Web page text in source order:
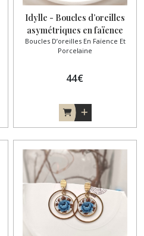
Idylle - Boucles d’oreilles
asymétriques en faïence
ancienne –
Boucles D’oreilles En Faïence Et
Porcelaine
44€